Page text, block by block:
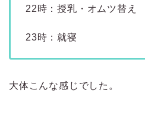
22時：授乳・オムツ替え
23時：就寝
大体こんな感じでした。